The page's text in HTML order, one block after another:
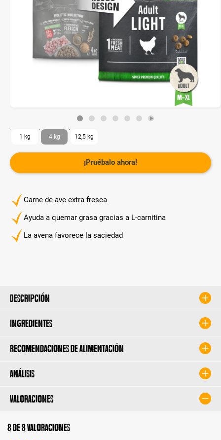
Carne de ave extra fresca
Ayuda a quemar grasa gracias a L-carnitina
La avena favorece la saciedad
1 kg 4 kg 12,5 kg
¡Pruébalo ahora!
Descripción
Ingredientes
Recomendaciones de alimentación
Análisis
Valoraciones
8 de 8 valoraciones